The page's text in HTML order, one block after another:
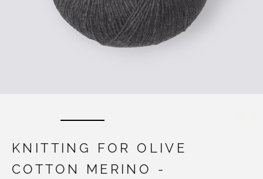
KNITTING FOR OLIVE
COTTON MERINO -